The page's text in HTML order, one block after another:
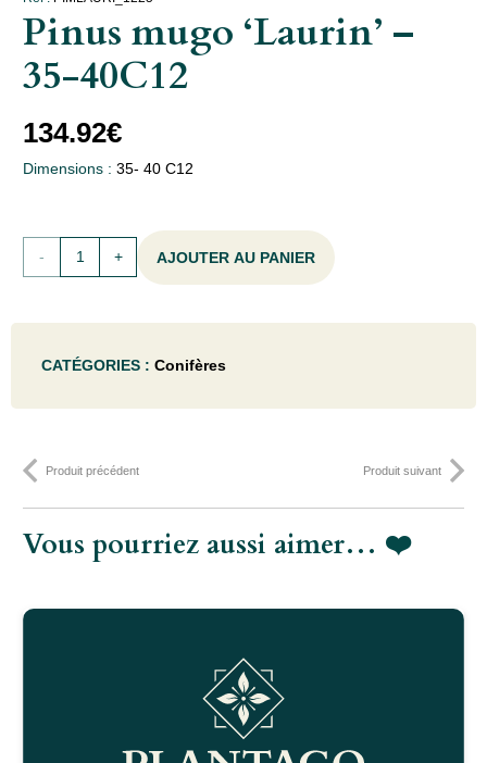
Pinus mugo ‘Laurin’ –
35-40C12
134.92€
Dimensions : 35- 40 C12
quantité
mugo
'Laurin'
40C12
AJOUTER AU PANIER
CATÉGORIES : Conifères
Produit précédent Produit suivant
Vous pourriez aussi aimer… ❤️